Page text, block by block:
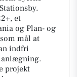
et
og Plan- og
mål at
indfri
projekt